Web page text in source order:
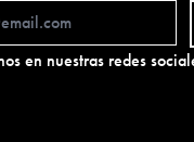
en nuestras redes